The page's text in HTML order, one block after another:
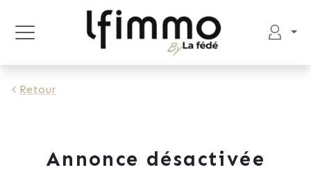
Retour
Annonce désactivée